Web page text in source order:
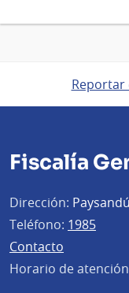
Fiscalía
Dirección:
Teléfono: 1985
Contacto
Horario de